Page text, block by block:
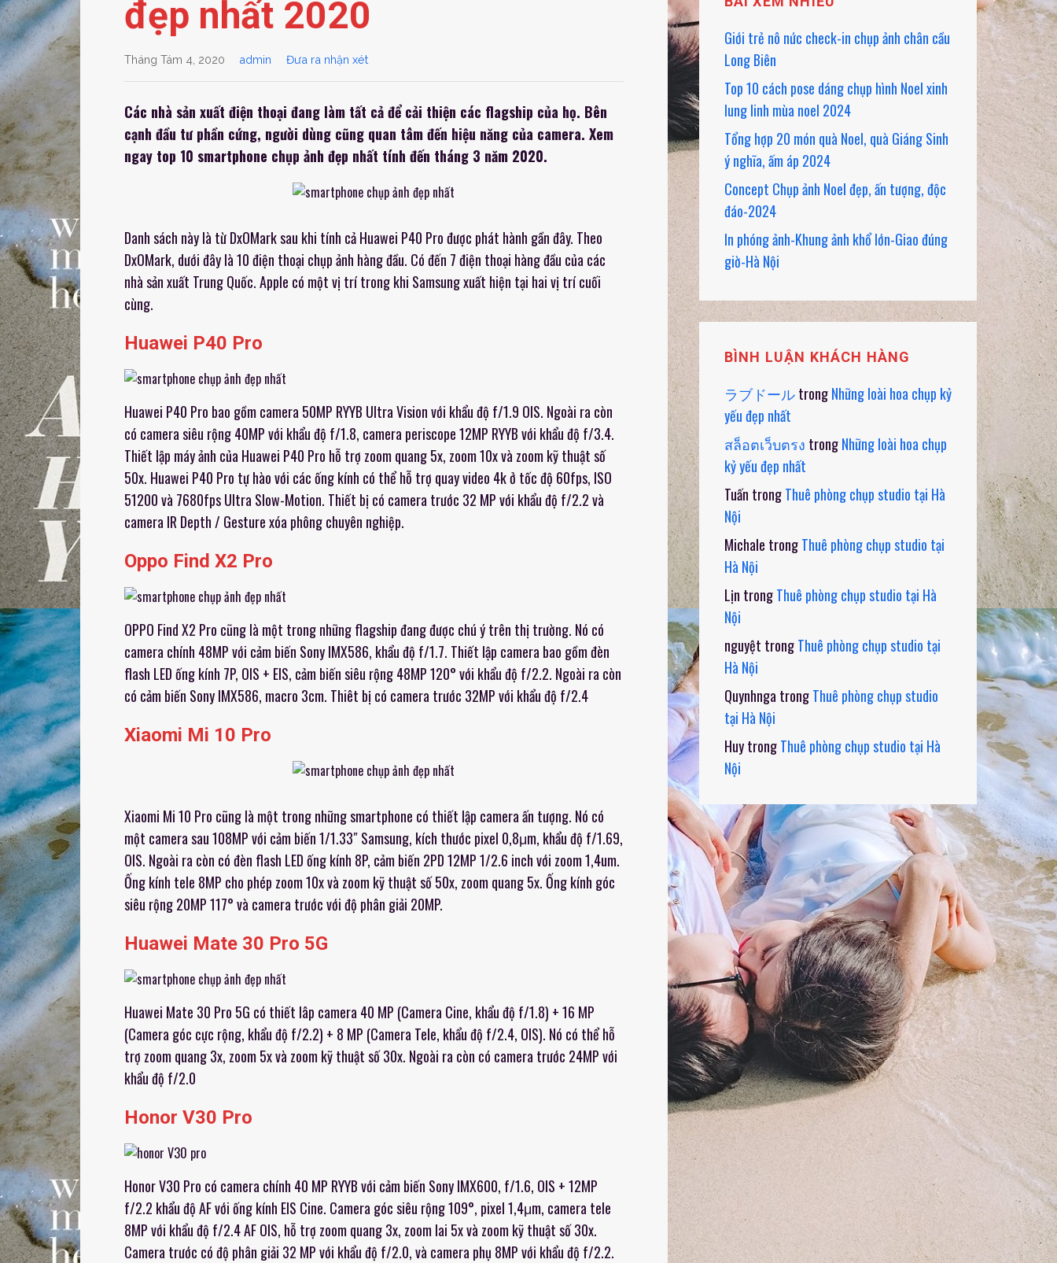
đẹp nhất 2020
Tháng Tám 4, 2020 admin Đưa ra nhận xét
Các nhà sản xuất điện thoại đang làm tất cả để cải thiện các flagship của họ. Bên
cạnh đầu tư phần cứng, người dùng cũng quan tâm đến hiệu năng của camera. Xem
ngay top 10 smartphone chụp ảnh đẹp nhất tính đến tháng 3 năm 2020.
Danh sách này là từ DxOMark sau khi tính cả Huawei P40 Pro được phát hành gần đây. Theo
DxOMark, dưới đây là 10 điện thoại chụp ảnh hàng đầu. Có đến 7 điện thoại hàng đầu của các
nhà sản xuất Trung Quốc. Apple có một vị trí trong khi Samsung xuất hiện tại hai vị trí cuối
cùng.
Huawei P40 Pro
Huawei P40 Pro bao gồm camera 50MP RYYB Ultra Vision với khẩu độ f/1.9 OIS. Ngoài ra còn
có camera siêu rộng 40MP với khẩu độ f/1.8, camera periscope 12MP RYYB với khẩu độ f/3.4.
Thiết lập máy ảnh của Huawei P40 Pro hỗ trợ zoom quang 5x, zoom 10x và zoom kỹ thuật số
50x. Huawei P40 Pro tự hào với các ống kính có thể hỗ trợ quay video 4k ở tốc độ 60fps, ISO
51200 và 7680fps Ultra Slow-Motion. Thiết bị có camera trước 32 MP với khẩu độ f/2.2 và
camera IR Depth / Gesture xóa phông chuyên nghiệp.
Oppo Find X2 Pro
OPPO Find X2 Pro cũng là một trong những flagship đang được chú ý trên thị trường. Nó có
camera chính 48MP với cảm biến Sony IMX586, khẩu độ f/1.7. Thiết lập camera bao gồm đèn
flash LED ống kính 7P, OIS + EIS, cảm biến siêu rộng 48MP 120° với khẩu độ f/2.2. Ngoài ra còn
có cảm biến Sony IMX586, macro 3cm. Thiêt bị có camera trước 32MP với khẩu độ f/2.4
Xiaomi Mi 10 Pro
Xiaomi Mi 10 Pro cũng là một trong những smartphone có thiết lập camera ấn tượng. Nó có
một camera sau 108MP với cảm biến 1/1.33″ Samsung, kích thước pixel 0,8μm, khẩu độ f/1.69,
OIS. Ngoài ra còn có đèn flash LED ống kính 8P, cảm biến 2PD 12MP 1/2.6 inch với zoom 1,4um.
Ống kính tele 8MP cho phép zoom 10x và zoom kỹ thuật số 50x, zoom quang 5x. Ống kính góc
siêu rộng 20MP 117° và camera trước với độ phân giải 20MP.
Huawei Mate 30 Pro 5G
Huawei Mate 30 Pro 5G có thiết lâp camera 40 MP (Camera Cine, khẩu độ f/1.8) + 16 MP
(Camera góc cực rộng, khẩu độ f/2.2) + 8 MP (Camera Tele, khẩu độ f/2.4, OIS). Nó có thể hỗ
trợ zoom quang 3x, zoom 5x và zoom kỹ thuật số 30x. Ngoài ra còn có camera trước 24MP với
khẩu độ f/2.0
Honor V30 Pro
Honor V30 Pro có camera chính 40 MP RYYB với cảm biến Sony IMX600, f/1.6, OIS + 12MP
f/2.2 khẩu độ AF với ống kính EIS Cine. Camera góc siêu rộng 109°, pixel 1,4μm, camera tele
8MP với khẩu độ f/2.4 AF OIS, hỗ trợ zoom quang 3x, zoom lai 5x và zoom kỹ thuật số 30x.
Camera trước có độ phân giải 32 MP với khẩu độ f/2.0, và camera phụ 8MP với khẩu độ f/2.2.
Giới trẻ nô nức check-in chụp ảnh chân cầu
Long Biên
Top 10 cách pose dáng chụp hình Noel xinh
lung linh mùa noel 2024
Tổng hợp 20 món quà Noel, quà Giáng Sinh
ý nghĩa, ấm áp 2024
Concept Chụp ảnh Noel đẹp, ấn tượng, độc
đáo-2024
In phóng ảnh-Khung ảnh khổ lớn-Giao đúng
giờ-Hà Nội
BÌNH LUẬN KHÁCH HÀNG
ラブドールtrongNhững loài hoa chụp kỷ
yếu đẹp nhất
สล็อตเว็บตรง trongNhững loài hoa chụp
kỷ yếu đẹp nhất
Tuấn trongThuê phòng chụp studio tại Hà
Nội
Michale trongThuê phòng chụp studio tại
Hà Nội
Lịn trongThuê phòng chụp studio tại Hà
Nội
nguyệt trongThuê phòng chụp studio tại
Hà Nội
Quynhnga trongThuê phòng chụp studio
tại Hà Nội
HuytrongThuê phòng chụp studio tại Hà
Nội
g
l
e
_
b
o
o
k
m
r
s